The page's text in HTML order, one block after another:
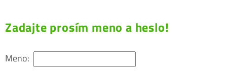
Zadajte prosím meno a heslo!
Meno: